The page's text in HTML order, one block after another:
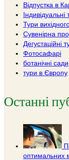
Відпустка в
Індивідуальні
Тури
Сувенірна
Дегустаційні
Фотосафарі
ботанічні сади
тури в Європу
Останні
оптимальних